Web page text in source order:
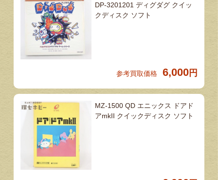
DP-3201201 ディグダグ クイッ
クディスク ソフト
参考買取価格 6,000 円
MZ-1500 QD エニックス ドアド
アmkII クイックディスク ソフト